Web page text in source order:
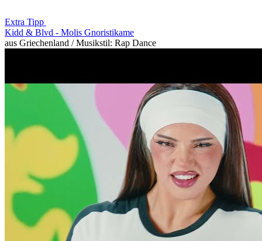
Extra Tipp
Kidd & Blvd - Molis Gnoristikame
aus Griechenland / Musikstil: Rap Dance